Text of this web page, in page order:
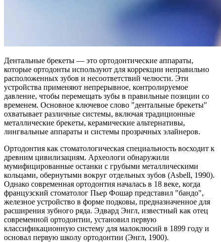
Дентальные брекеты — это ортодонтические аппараты,
которые ортодонты используют для коррекции неправильно
расположенных зубов и несоответствий челюсти. Эти
устройства применяют непрерывное, контролируемое
давление, чтобы перемещать зубы в правильные позиции со
временем. Основное ключевое слово "дентальные брекеты"
охватывает различные системы, включая традиционные
металлические брекеты, керамические альтернативы,
лингвальные аппараты и системы прозрачных элайнеров.
Ортодонтия как стоматологическая специальность восходит к
древним цивилизациям. Археологи обнаружили
мумифицированные останки с грубыми металлическими
кольцами, обернутыми вокруг отдельных зубов (Asbell, 1990).
Однако современная ортодонтия началась в 18 веке, когда
французский стоматолог Пьер Фошар представил "бандо",
железное устройство в форме подковы, предназначенное для
расширения зубного ряда. Эдвард Энгл, известный как отец
современной ортодонтии, установил первую
классификационную систему для малоклюсий в 1899 году и
основал первую школу ортодонтии (Энгл, 1900).